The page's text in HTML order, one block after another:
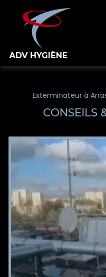
Exterminateur à
CONSEILS